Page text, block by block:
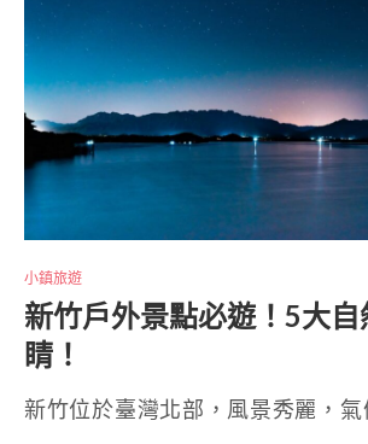
小鎮旅遊
新竹戶外景點必遊！5大
睛！
新竹位於臺灣北部，風景秀麗，